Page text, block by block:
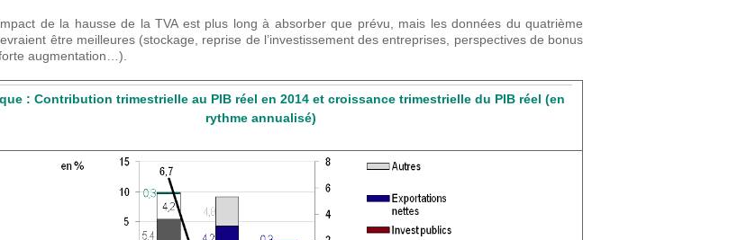
de la hausse de la TVA est plus long à absorber que prévu, mais les données du quatrième
être meilleures (stockage, reprise de l’investissement des entreprises, perspectives de bonus
augmentation…).
: Contribution trimestrielle au PIB réel en 2014 et croissance trimestrielle du PIB réel (en
rythme annualisé)